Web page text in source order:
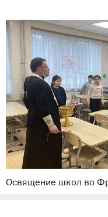
Освящение школ во